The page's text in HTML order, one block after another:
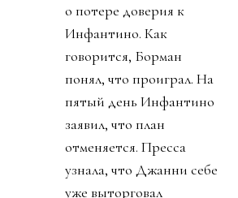
о потере доверия к
Инфантино. Как
говорится, Борман
понял, что проиграл. На
пятый день Инфантино
заявил, что план
отменяется. Пресса
узнала, что Джанни себе
уже выторговал